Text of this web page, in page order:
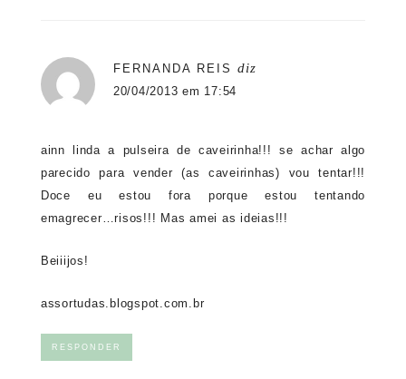
FERNANDA REIS diz
20/04/2013 em 17:54
ainn linda a pulseira de caveirinha!!! se achar algo
parecido para vender (as caveirinhas) vou tentar!!!
Doce eu estou fora porque estou tentando
emagrecer…risos!!! Mas amei as ideias!!!
Beiiijos!
assortudas.blogspot.com.br
RESPONDER